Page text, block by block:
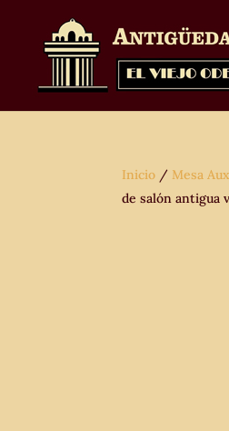
Inicio / Mesa
de salón antigua